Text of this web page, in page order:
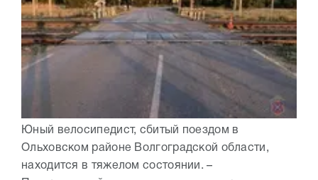
Юный велосипедист, сбитый поездом в
Ольховском районе Волгоградской области,
находится в тяжелом состоянии. –